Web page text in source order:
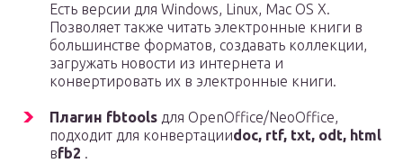
Есть версии для Windows, Linux, Mac OS X.
Позволяет также читать электронные книги в
большинстве форматов, создавать коллекции,
загружать новости из интернета и
конвертировать их в электронные книги.
Плагин fbtools для OpenOffice/NeoOffice,
подходит для конвертацииdoc, rtf, txt, odt, html
вfb2 .